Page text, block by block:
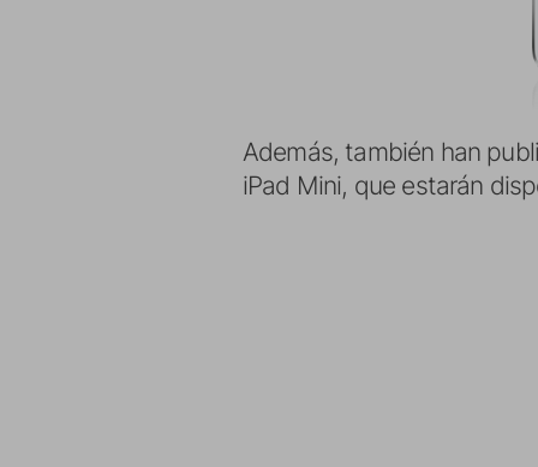
Además, también han
iPad Mini, que estarán